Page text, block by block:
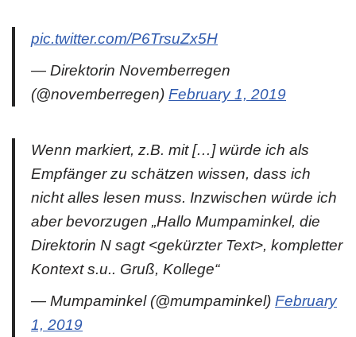
pic.twitter.com/P6TrsuZx5H
— Direktorin Novemberregen
(@novemberregen) February 1, 2019
Wenn markiert, z.B. mit […] würde ich als
Empfänger zu schätzen wissen, dass ich
nicht alles lesen muss. Inzwischen würde ich
aber bevorzugen „Hallo Mumpaminkel, die
Direktorin N sagt <gekürzter Text>, kompletter
Kontext s.u.. Gruß, Kollege“
— Mumpaminkel (@mumpaminkel) February
1, 2019